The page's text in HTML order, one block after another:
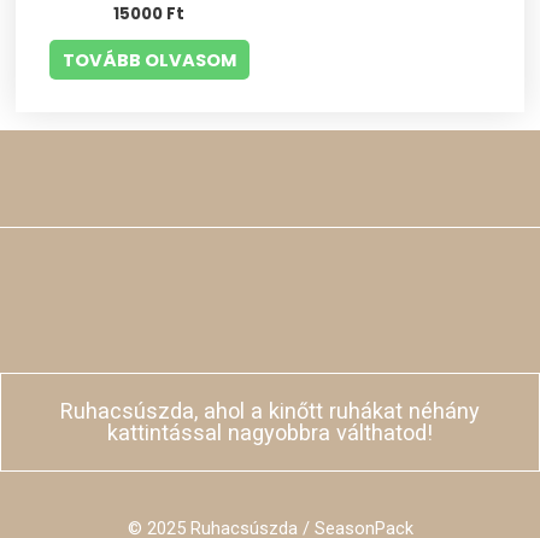
15000 Ft
TOVÁBB OLVASOM
Ruhacsúszda, ahol a kinőtt ruhákat néhány
kattintással nagyobbra válthatod!
© 2025 Ruhacsúszda / SeasonPack